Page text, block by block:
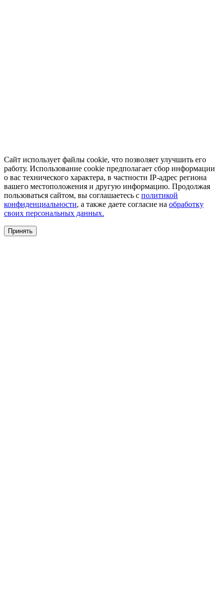
Сайт использует файлы cookie, что позволяет улучшить его
работу. Использование cookie предполагает сбор информации
о вас технического характера, в частности IP-адрес региона
вашего местоположения и другую информацию. Продолжая
пользоваться сайтом, вы соглашаетесь с политикой
конфиденциальности, а также даете согласие на обработку
своих персональных данных.
Принять